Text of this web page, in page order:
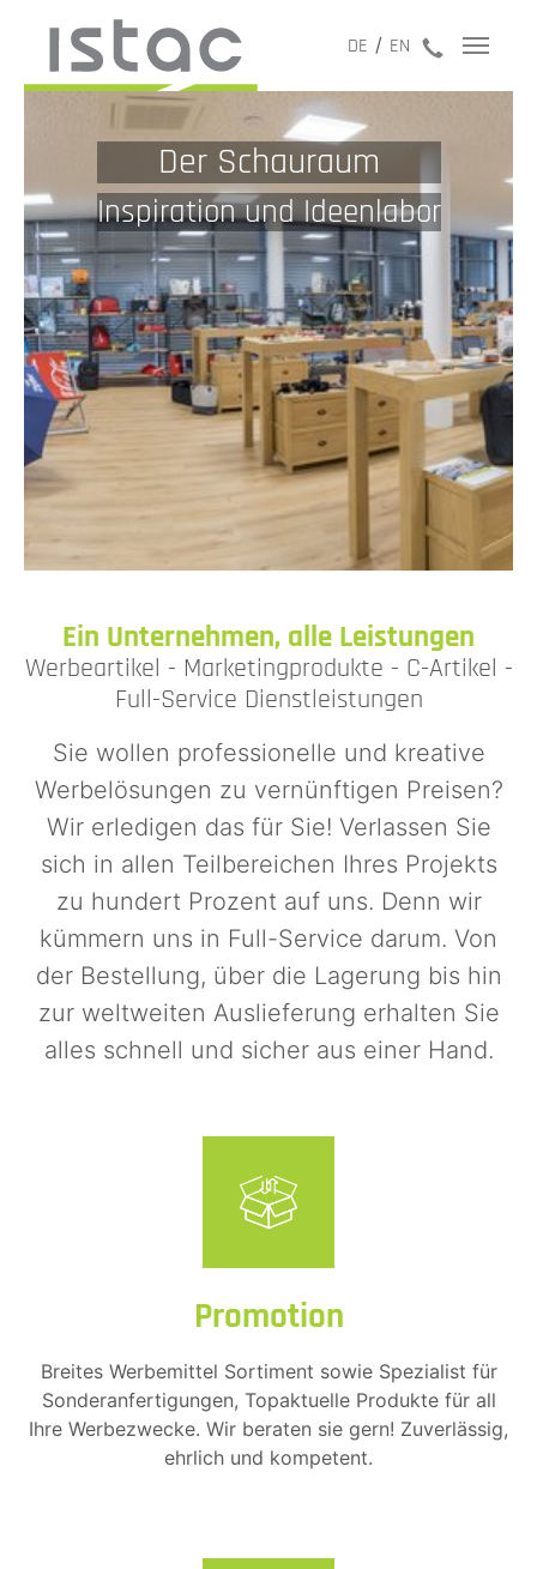
jetzt
DE EN
Der Schauraum
Inspiration und Ideenlabor
Ein Unternehmen, alle Leistungen
Werbeartikel - Marketingprodukte - C-Artikel -
Full-Service Dienstleistungen
Sie wollen professionelle und kreative
Werbelösungen zu vernünftigen Preisen?
Wir erledigen das für Sie! Verlassen Sie
sich in allen Teilbereichen Ihres Projekts
zu hundert Prozent auf uns. Denn wir
kümmern uns in Full-Service darum. Von
der Bestellung, über die Lagerung bis hin
zur weltweiten Auslieferung erhalten Sie
alles schnell und sicher aus einer Hand.
Promotion
Breites Werbemittel Sortiment sowie Spezialist für
Sonderanfertigungen, Topaktuelle Produkte für all
Ihre Werbezwecke. Wir beraten sie gern! Zuverlässig,
ehrlich und kompetent.